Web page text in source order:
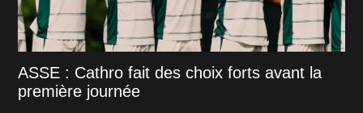
ASSE : Cathro fait des choix forts avant la
première journée